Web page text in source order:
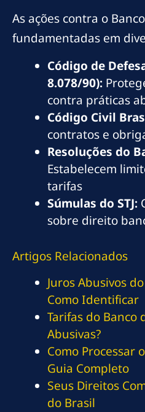
As ações contra o
fundamentadas em
Código de
8.078/90):
contra práticas
Código Civil
contratos e
Resoluções do
Estabelecem
tarifas
Súmulas do STJ:
sobre direito
Artigos Relacionados
Juros Abusivos
Como Identificar
Tarifas do Banco
Abusivas?
Como Processar
Guia Completo
Seus Direitos
do Brasil